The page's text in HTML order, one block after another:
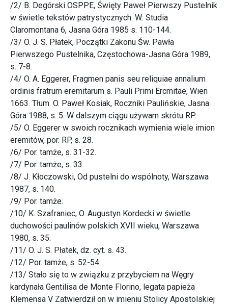
/2/ B. Degórski OSPPE, Święty Paweł Pierwszy Pustelnik
w świetle tekstów patrystycznych. W: Studia
Claromontana 6, Jasna Góra 1985 s. 110-144.
/3/ O. J. S. Płatek, Początki Zakonu Św. Pawła
Pierwszego Pustelnika, Częstochowa-Jasna Góra 1989,
s. 7-8.
/4/ O. A. Eggerer, Fragmen panis seu reliquiae annalium
ordinis fratrum eremitarum s. Pauli Primi Ercmitae, Wien
1663. Tłum. O. Paweł Kosiak, Roczniki Paulińskie, Jasna
Góra 1988, s. 5. W dalszym ciągu używam skrótu RP.
/5/ O. Eggerer w swoich rocznikach wymienia wiele imion
eremitów, por. RP, s. 28.
/6/ Por. tamże, s. 31-32.
/7/ Por. tamże, s. 33.
/8/ J. Kłoczowski, Od pustelni do wspólnoty, Warszawa
1987, s. 140.
/9/ Por. tamże.
/10/ K. Szafraniec, O. Augustyn Kordecki w świetle
duchowości paulinów polskich XVII wieku, Warszawa
1980, s. 35.
/11/ O. J. S. Płatek, dz. cyt. s. 43.
/12/ Por. tamże, s. 52-54.
/13/ Stało się to w związku z przybyciem na Węgry
kardynała Gentilisa de Monte Florino, legata papieża
Klemensa V Zatwierdził on w imieniu Stolicy Apostolskiej